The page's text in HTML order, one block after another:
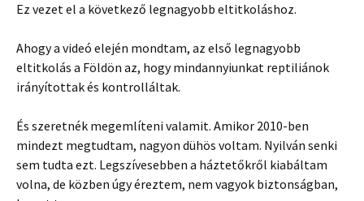
Ez vezet el a következő legnagyobb eltitkoláshoz.
Ahogy a videó elején mondtam, az első legnagyobb
eltitkolás a Földön az, hogy mindannyiunkat reptiliánok
irányítottak és kontrolláltak.
És szeretnék megemlíteni valamit. Amikor 2010-ben
mindezt megtudtam, nagyon dühös voltam. Nyilván senki
sem tudta ezt. Legszívesebben a háztetőkről kiabáltam
volna, de közben úgy éreztem, nem vagyok biztonságban,